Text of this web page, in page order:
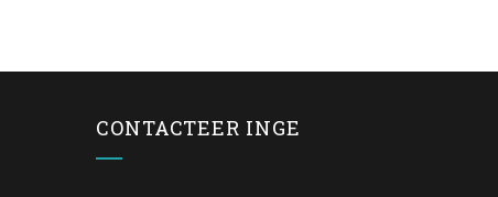
CONTACTEER INGE